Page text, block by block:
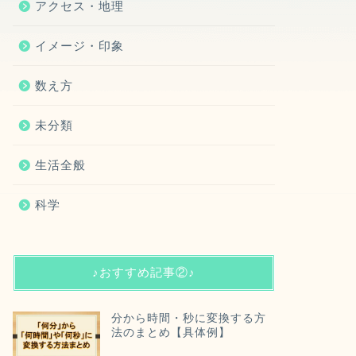
アクセス・地理
イメージ・印象
数え方
未分類
生活全般
科学
♪おすすめ記事②♪
分から時間・秒に変換する方
法のまとめ【具体例】